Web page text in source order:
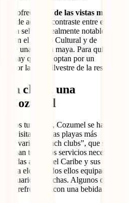
se ofrece
una de las vistas más
. Desde aquí, el contraste entre el mar
la selva es realmente notable.
el Museo Cultural y de
de una tumba maya. Para quienes
hay quienes optan por un
mejor la vida silvestre de la reserva.
clubs, una
Cozumel
turísticos, Cozumel se ha
visitantes. Las playas más
por varios “beach clubs”, que son
todos los servicios necesarios
cálidas aguas del Caribe y sus arenas
para elegir, todos ellos equipados
vestuarios y duchas. Algunos ofrecen
refrescarte con una bebida